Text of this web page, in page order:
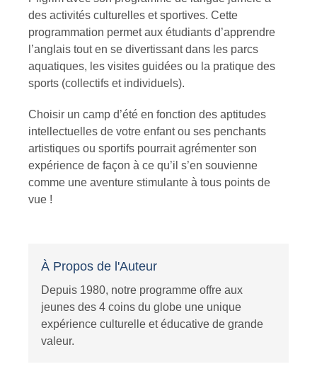
des activités culturelles et sportives. Cette
programmation permet aux étudiants d’apprendre
l’anglais tout en se divertissant dans les parcs
aquatiques, les visites guidées ou la pratique des
sports (collectifs et individuels).
Choisir un camp d’été en fonction des aptitudes
intellectuelles de votre enfant ou ses penchants
artistiques ou sportifs pourrait agrémenter son
expérience de façon à ce qu’il s’en souvienne
comme une aventure stimulante à tous points de
vue !
À Propos de l'Auteur
Depuis 1980, notre programme offre aux
jeunes des 4 coins du globe une unique
expérience culturelle et éducative de grande
valeur.